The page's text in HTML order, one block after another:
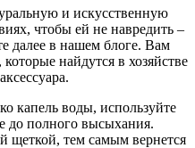
и искусственную
чтобы ей не навредить –
далее в нашем блоге. Вам
найдутся в хозяйстве
капель воды, используйте
до полного высыхания.
щеткой, тем самым вернется